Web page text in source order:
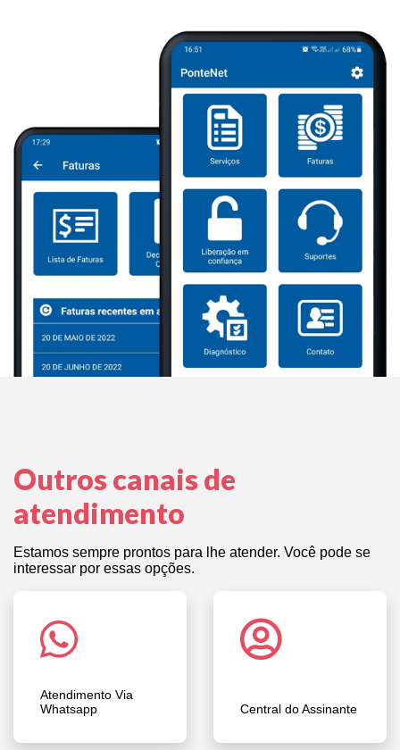
Outros canais de
atendimento
Estamos sempre prontos para lhe atender. Você pode se
interessar por essas opções.
Atendimento Via
Whatsapp
Central do Assinante